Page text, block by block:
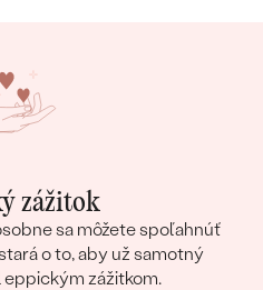
zážitok
sa môžete spoľahnúť
o to, aby už samotný
zážitkom.